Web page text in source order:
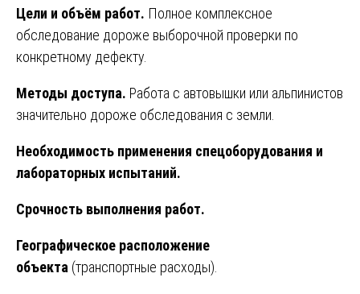
Цели и объём работ. Полное комплексное
обследование дороже выборочной проверки по
конкретному дефекту.
Методы доступа. Работа с автовышки или альпинистов
значительно дороже обследования с земли.
Необходимость применения спецоборудования и
лабораторных испытаний.
Срочность выполнения работ.
Географическое расположение
объекта (транспортные расходы).